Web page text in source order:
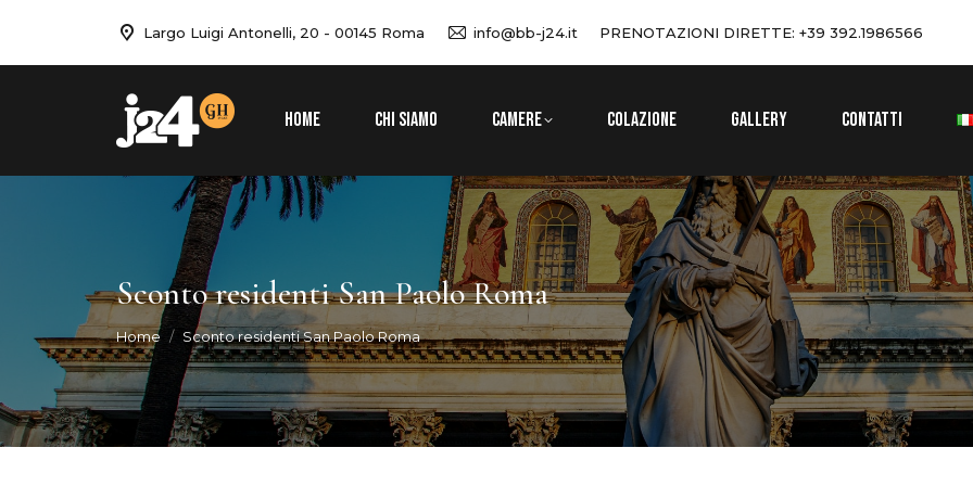
Largo Luigi Antonelli, 20 - 00145 Roma info@bb-j24.it PRENOTAZIONI DIRETTE: +39 392.1986566
HOME CHI SIAMO CAMERE COLAZIONE GALLERY CONTATTI
Sconto residenti San Paolo Roma
You are here:
Home Sconto residenti San Paolo Roma